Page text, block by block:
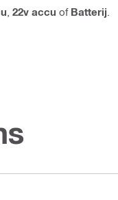
22v accu of Batterij